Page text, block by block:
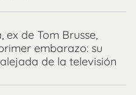
ex de Tom Brusse,
embarazo: su
de la televisión